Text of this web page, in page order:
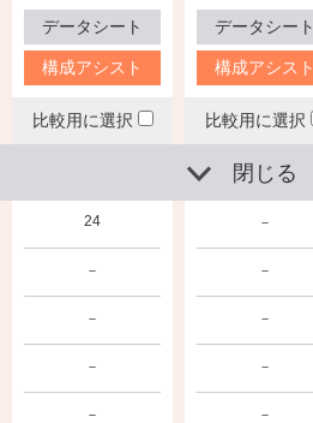
データシート
構成アシスト
比較用に選択
データシート
構成アシスト
比較用に選択
閉じる
24
－
－
－
－
－
－
－
－
－